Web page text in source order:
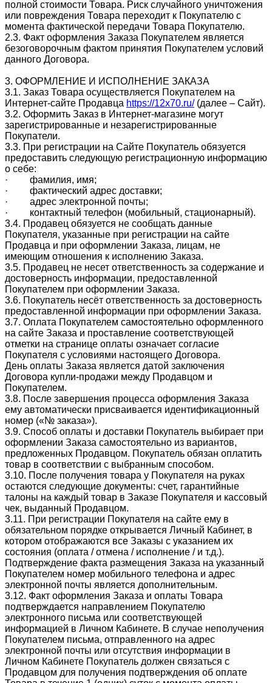
полной стоимости Товара. Риск случайного уничтожения
или повреждения Товара переходит к Покупателю с
момента фактической передачи Товара Покупателю.
2.3. Факт оформления Заказа Покупателем является
безоговорочным фактом принятия Покупателем условий
данного Договора.
3. ОФОРМЛЕНИЕ И ИСПОЛНЕНИЕ ЗАКАЗА
3.1. Заказ Товара осуществляется Покупателем на
Интернет-сайте Продавца https://12x70.ru/(далее – Сайт).
3.2. Оформить Заказ в Интернет-магазине могут
зарегистрированные и незарегистрированные
Покупатели.
3.3. При регистрации на Сайте Покупатель обязуется
предоставить следующую регистрационную информацию
о себе:
· фамилия, имя;
· фактический адрес доставки;
· адрес электронной почты;
· контактный телефон (мобильный, стационарный).
3.4. Продавец обязуется не сообщать данные
Покупателя, указанные при регистрации на сайте
Продавца и при оформлении Заказа, лицам, не
имеющим отношения к исполнению Заказа.
3.5. Продавец не несет ответственность за содержание и
достоверность информации, предоставленной
Покупателем при оформлении Заказа.
3.6. Покупатель несёт ответственность за достоверность
предоставленной информации при оформлении Заказа.
3.7. Оплата Покупателем самостоятельно оформленного
на сайте Заказа и проставление соответствующей
отметки на странице оплаты означает согласие
Покупателя с условиями настоящего Договора.
День оплаты Заказа является датой заключения
Договора купли-продажи между Продавцом и
Покупателем.
3.8. После завершения процесса оформления Заказа
ему автоматически присваивается идентификационный
номер («№ заказа»).
3.9. Способ оплаты и доставки Покупатель выбирает при
оформлении Заказа самостоятельно из вариантов,
предложенных Продавцом. Покупатель обязан оплатить
товар в соответствии с выбранным способом.
3.10. После получения товара у Покупателя на руках
остаются следующие документы: счет, гарантийные
талоны на каждый товар в Заказе Покупателя и кассовый
чек, выданный Продавцом.
3.11. При регистрации Покупателя на сайте ему в
обязательном порядке открывается Личный Кабинет, в
котором отображаются все Заказы с указанием их
состояния (оплата / отмена / исполнение / и т.д.).
Подтверждение факта размещения Заказа на указанный
Покупателем номер мобильного телефона и адрес
электронной почты является дополнительным.
3.12. Факт оформления Заказа и оплаты Товара
подтверждается направлением Покупателю
электронного письма или соответствующей
информацией в Личном Кабинете. В случае неполучения
Покупателем письма, отправленного на адрес
электронной почты или отсутствия информации в
Личном Кабинете Покупатель должен связаться с
Продавцом для получения подтверждения об оплате